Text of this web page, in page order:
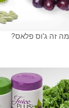
מה זה ג'וס פלאס?